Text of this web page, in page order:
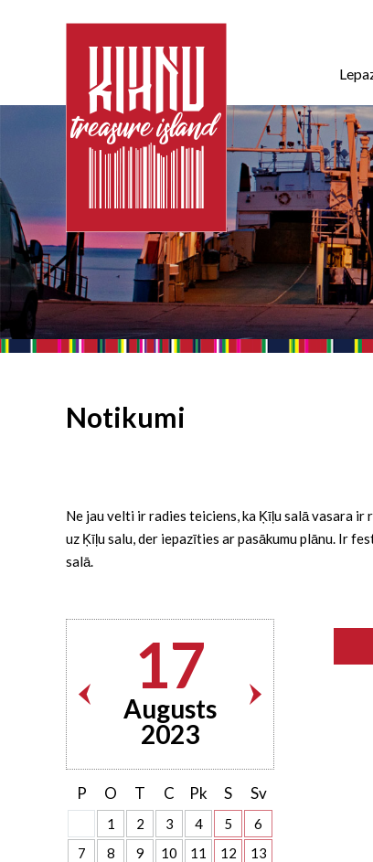
Notikumi
Ne jau velti ir radies teiciens, ka Ķīļu salā vasara ir
uz Ķīļu salu, der iepazīties ar pasākumu plānu. Ir
salā.
17
Augusts
2023
P O T C Pk S Sv
1 2 3 4 5
6
7
8 9 10 11 12
13